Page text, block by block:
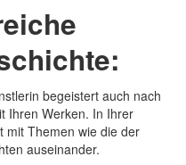
begeistert auch nach
Ihren Werken. In Ihrer
mit Themen wie die der
auseinander.